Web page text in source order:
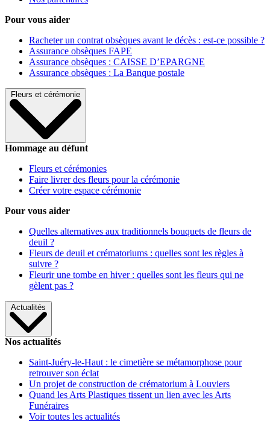
Pour vous aider
Racheter un contrat obsèques avant le décès : est-ce possible ?
Assurance obsèques FAPE
Assurance obsèques : CAISSE D’EPARGNE
Assurance obsèques : La Banque postale
Fleurs et cérémonie
Hommage au défunt
Fleurs et cérémonies
Faire livrer des fleurs pour la cérémonie
Créer votre espace cérémonie
Pour vous aider
Quelles alternatives aux traditionnels bouquets de fleurs de
deuil ?
Fleurs de deuil et crématoriums : quelles sont les règles à
suivre ?
Fleurir une tombe en hiver : quelles sont les fleurs qui ne
gèlent pas ?
Actualités
Nos actualités
Saint-Juéry-le-Haut : le cimetière se métamorphose pour
retrouver son éclat
Un projet de construction de crématorium à Louviers
Quand les Arts Plastiques tissent un lien avec les Arts
Funéraires
Voir toutes les actualités